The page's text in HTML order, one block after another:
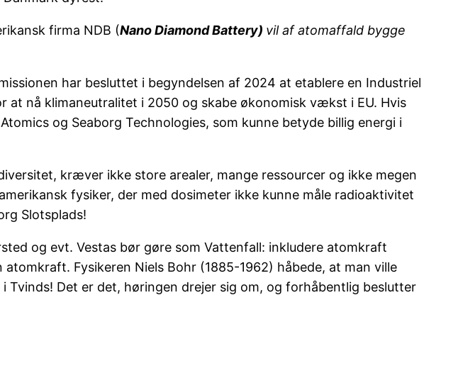
firma NDB (Nano Diamond Battery) vil af atomaffald bygge
har besluttet i begyndelsen af 2024 at etablere en Industriel
at nå klimaneutralitet i 2050 og skabe økonomisk vækst i EU. Hvis
og Seaborg Technologies, som kunne betyde billig energi i
kræver ikke store arealer, mange ressourcer og ikke megen
fysiker, der med dosimeter ikke kunne måle radioaktivitet
Slotsplads!
og evt. Vestas bør gøre som Vattenfall: inkludere atomkraft
Fysikeren Niels Bohr (1885-1962) håbede, at man ville
Det er det, høringen drejer sig om, og forhåbentlig beslutter